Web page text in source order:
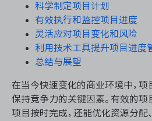
研发效能管理
DevOps
服务台和工单管理
科学制定项目计划
有效执行和监控项目进度
灵活应对项目变化和风险
利用技术工具提升项目进度
总结与展望
在当今快速变化的商业环境中，
保持竞争力的关键因素。有效的
项目按时完成，还能优化资源分配